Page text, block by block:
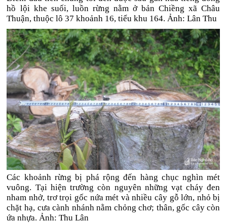
hồ lội khe suối, luồn rừng nằm ở bản Chiềng xã Châu
Thuận, thuộc lô 37 khoảnh 16, tiểu khu 164. Ảnh: Lân Thu
Các khoảnh rừng bị phá rộng đến hàng chục nghìn mét
vuông. Tại hiện trường còn nguyên những vạt cháy đen
nham nhở, trơ trọi gốc nứa mét và nhiều cây gỗ lớn, nhỏ bị
chặt hạ, cưa cành nhánh nằm chỏng chơ; thân, gốc cây còn
ứa nhựa. Ảnh: Thu Lân